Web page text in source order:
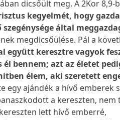
dicsőült meg. A 2Kor 8,9-
kegyelmét, hogy
által
megdicsőülése. Pál a
együtt keresztre vagyok
bennem; azt az életet
élem, aki szeretett
egy ajándék a hívő emberek
a kereszten, nem
lett hívő emberré,